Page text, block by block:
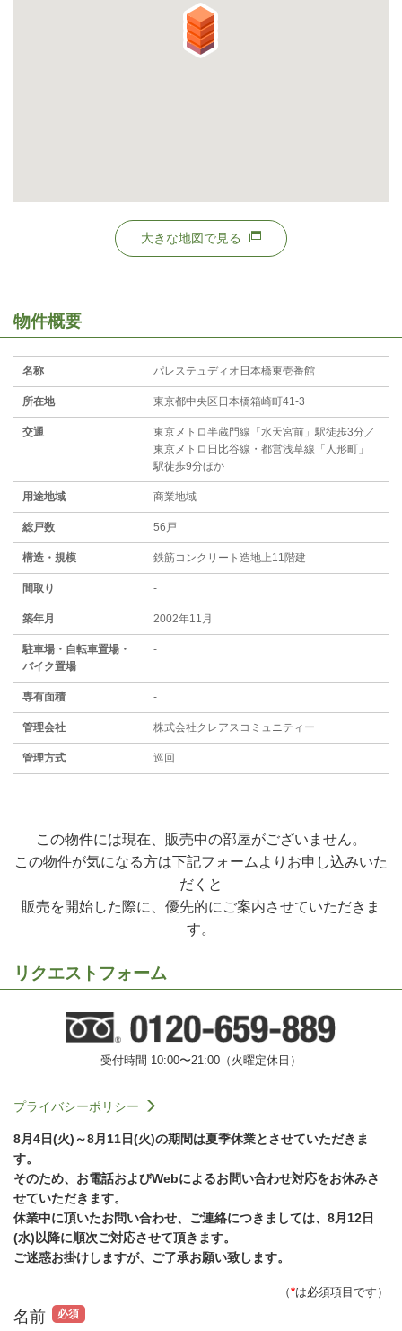
大きな地図で見る
物件概要
名称 パレステュディオ日本橋東壱番館
所在地 東京都中央区日本橋箱崎町41-3
交通
東京メトロ半蔵門線「水天宮前」駅徒歩3分／
東京メトロ日比谷線・都営浅草線「人形町」
駅徒歩9分ほか
用途地域 商業地域
総戸数 56戸
構造・規模 鉄筋コンクリート造地上11階建
間取り -
築年月 2002年11月
駐⾞場・⾃転⾞置場・
バイク置場
-
専有面積 -
管理会社 株式会社クレアスコミュニティー
管理方式 巡回
この物件には現在、販売中の部屋がございません。
この物件が気になる方は下記フォームよりお申し込みいた
だくと
販売を開始した際に、優先的にご案内させていただきま
す。
リクエストフォーム
受付時間 10:00〜21:00（火曜定休日）
プライバシーポリシー
8月4日(火)～8月11日(火)の期間は夏季休業とさせていただきま
す。
そのため、お電話およびWebによるお問い合わせ対応をお休みさ
せていただきます。
休業中に頂いたお問い合わせ、ご連絡につきましては、8月12日
(水)以降に順次ご対応させて頂きます。
ご迷惑お掛けしますが、ご了承お願い致します。